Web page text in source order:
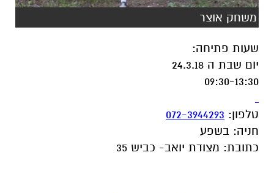
משחק אוצר
שעות פתיחה:
יום שבת ה 24.3.18
09:30-13:30
טלפון:
072-3944293
חניה: בשפע
כתובת: מצודת יואב- כביש 35